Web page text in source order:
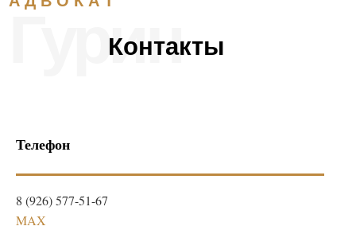
Телефон
8 (926) 577-51-67
MAX